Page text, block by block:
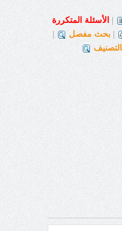
|
الأسئلة المتكررة
بحث مفصل
|